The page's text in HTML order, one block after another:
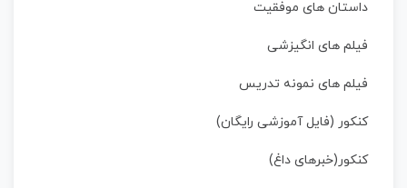
داستان‌ های موفقیت
فیلم های انگیزشی
فیلم های نمونه تدریس
کنکور (فایل آموزشی رایگان)
کنکور(خبرهای داغ)